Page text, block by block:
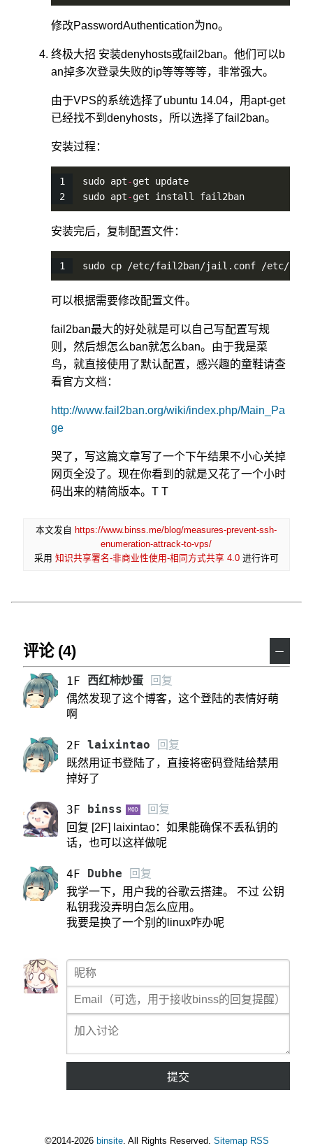
修改PasswordAuthentication为no。
终极大招 安装denyhosts或fail2ban。他们可以b
an掉多次登录失败的ip等等等等，非常强大。
由于VPS的系统选择了ubuntu 14.04，用apt-get
已经找不到denyhosts，所以选择了fail2ban。
安装过程：
sudo apt-get update
sudo apt-get install fail2ban
安装完后，复制配置文件：
sudo cp /etc/fail2ban/jail.conf /etc/
可以根据需要修改配置文件。
fail2ban最大的好处就是可以自己写配置写规
则，然后想怎么ban就怎么ban。由于我是菜
鸟，就直接使用了默认配置，感兴趣的童鞋请查
看官方文档：
http://www.fail2ban.org/wiki/index.php/Main_Pa
ge
哭了，写这篇文章写了一个下午结果不小心关掉
网页全没了。现在你看到的就是又花了一个小时
码出来的精简版本。T T
本文发自 https://www.binss.me/blog/measures-prevent-ssh-
enumeration-attrack-to-vps/
采用 知识共享署名-非商业性使用-相同方式共享 4.0进行许可
评论 (4) －
1F 西红柿炒蛋 回复
偶然发现了这个博客，这个登陆的表情好萌
啊
2F laixintao 回复
既然用证书登陆了，直接将密码登陆给禁用
掉好了
3F binss MOD 回复
回复 [2F] laixintao：如果能确保不丢私钥的
话，也可以这样做呢
4F Dubhe 回复
我学一下，用户我的谷歌云搭建。 不过 公钥
私钥我没弄明白怎么应用。
我要是换了一个别的linux咋办呢
提交
©2014-2026 binsite. All Rights Reserved. Sitemap RSS